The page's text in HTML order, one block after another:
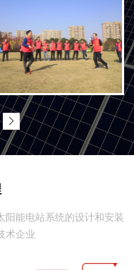
阳能电站系统的设计和安装
术企业